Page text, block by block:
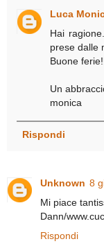
Luca
Hai
prese dalle
Buone
Un
monica
Rispondi
Unknown 8
Mi piace
Dann/
Rispondi